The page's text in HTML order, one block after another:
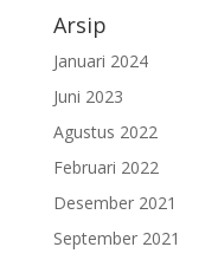
Arsip
Januari 2024
Juni 2023
Agustus 2022
Februari 2022
Desember 2021
September 2021